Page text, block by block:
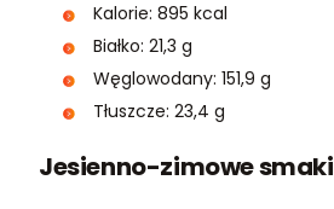
Kalorie: 895 kcal
Białko: 21,3 g
Węglowodany: 151,9 g
Tłuszcze: 23,4 g
Jesienno-zimowe smaki